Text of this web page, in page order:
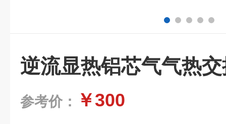
逆流显热铝芯气气热
参考价： ￥300